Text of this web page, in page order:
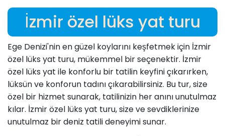
İzmir özel lüks yat turu
Ege Denizi'nin en güzel koylarını keşfetmek için İzmir
özel lüks yat turu, mükemmel bir seçenektir. İzmir
özel lüks yat ile konforlu bir tatilin keyfini çıkarırken,
lüksün ve konforun tadını çıkarabilirsiniz. Bu tur, size
özel bir hizmet sunarak, tatilinizin her anını unutulmaz
kılar. İzmir özel lüks yat turu, size ve sevdiklerinize
unutulmaz bir deniz tatili deneyimi sunar.